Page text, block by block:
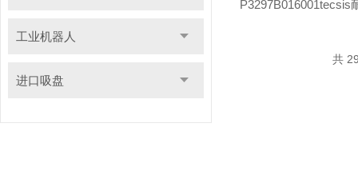
工业机器人
进口吸盘
共